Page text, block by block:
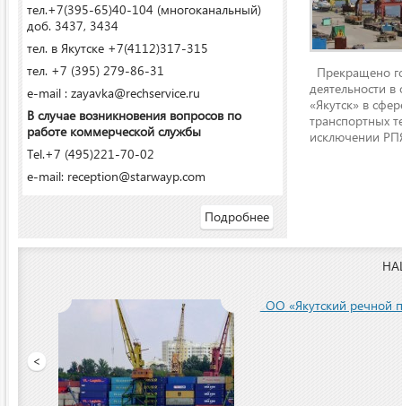
тел.+7(395-65)40-104 (многоканальный)
доб. 3437, 3434
тел. в Якутске +7(4112)317-315
тел. +7 (395) 279-86-31
e-mail : zayavka@rechservice.ru
В случае возникновения вопросов по
работе коммерческой службы
Tel.+7 (495)221-70-02
e-mail: reception@starwayp.com
Подробнее
Прекращено
деятельности
«Якутск» в
транспортных
исключении
<
ООО «Якутский речной